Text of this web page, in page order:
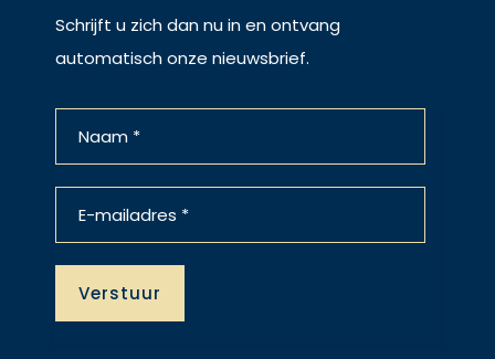
Schrijft u zich dan nu in en ontvang
automatisch onze nieuwsbrief.